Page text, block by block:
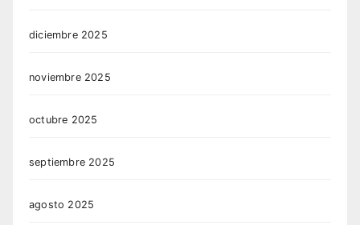
diciembre 2025
noviembre 2025
octubre 2025
septiembre 2025
agosto 2025